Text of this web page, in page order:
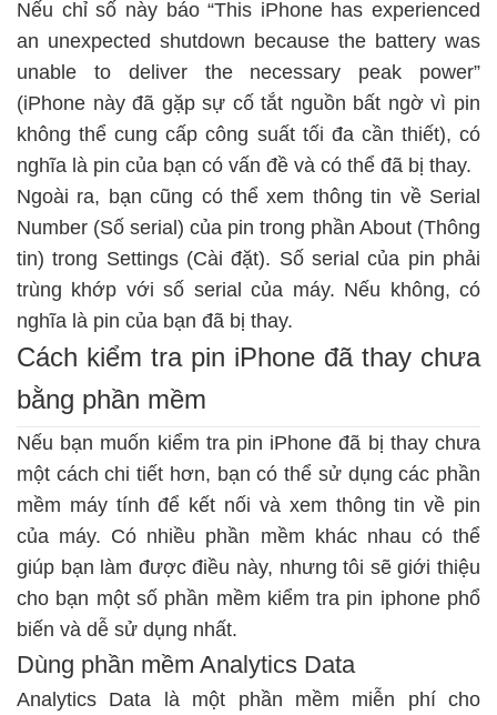
Nếu chỉ số này báo “This iPhone has experienced
an unexpected shutdown because the battery was
unable to deliver the necessary peak power”
(iPhone này đã gặp sự cố tắt nguồn bất ngờ vì pin
không thể cung cấp công suất tối đa cần thiết), có
nghĩa là pin của bạn có vấn đề và có thể đã bị thay.
Ngoài ra, bạn cũng có thể xem thông tin về Serial
Number (Số serial) của pin trong phần About (Thông
tin) trong Settings (Cài đặt). Số serial của pin phải
trùng khớp với số serial của máy. Nếu không, có
nghĩa là pin của bạn đã bị thay.
Cách kiểm tra pin iPhone đã thay chưa
bằng phần mềm
Nếu bạn muốn kiểm tra pin iPhone đã bị thay chưa
một cách chi tiết hơn, bạn có thể sử dụng các phần
mềm máy tính để kết nối và xem thông tin về pin
của máy. Có nhiều phần mềm khác nhau có thể
giúp bạn làm được điều này, nhưng tôi sẽ giới thiệu
cho bạn một số phần mềm kiểm tra pin iphone phổ
biến và dễ sử dụng nhất.
Dùng phần mềm Analytics Data
Analytics Data là một phần mềm miễn phí cho